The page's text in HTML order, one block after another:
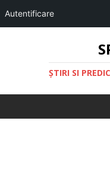
Autentificare
ŞTIRI SI